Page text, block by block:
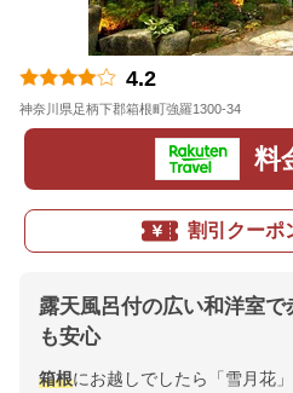
4.2
神奈川県足柄下郡箱根町強羅1300-34
料
割引クーポ
露天風呂付の広い和洋室
も安心
箱根にお越しでしたら「雪月花